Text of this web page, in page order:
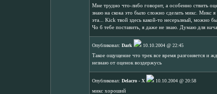
Мне трудно что-либо говорит, а особенно ствить
знаю на скока это было сложно сделать микс. Микс
эта... Kick твой здесь какой-то несерьзный, можно
Чо б тебе поставить, я даже не знаю. Думаю для
Опубликовал: Dark
10.10.2004 @ 22:45
Такое ощущение что трек все время разгоняется и
незнаю от оценок воздержусь
Опубликовал: Delacro - X
10.10.2004 @ 20:58
микс хороший